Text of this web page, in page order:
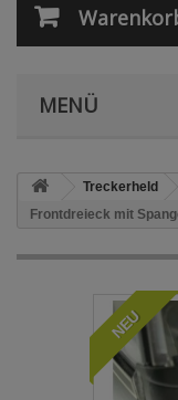
MENÜ
Treckerheld
Frontdreieck mit
NEU